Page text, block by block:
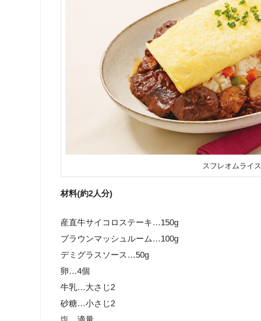
スフレオムライス
材料(約2人分)
産直牛サイコロステーキ…150g
ブラウンマッシュルーム…100g
デミグラスソース…50g
卵…4個
牛乳…大さじ2
砂糖…小さじ2